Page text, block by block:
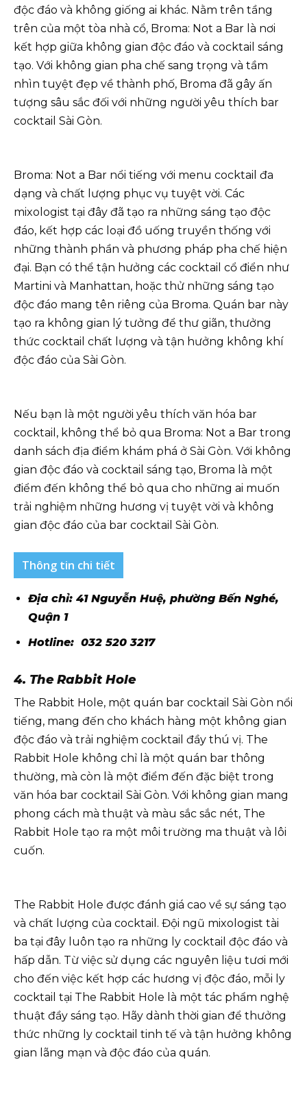
độc đáo và không giống ai khác. Nằm trên tầng
trên của một tòa nhà cổ, Broma: Not a Bar là nơi
kết hợp giữa không gian độc đáo và cocktail sáng
tạo. Với không gian pha chế sang trọng và tầm
nhìn tuyệt đẹp về thành phố, Broma đã gây ấn
tượng sâu sắc đối với những người yêu thích bar
cocktail Sài Gòn.
Broma: Not a Bar nổi tiếng với menu cocktail đa
dạng và chất lượng phục vụ tuyệt vời. Các
mixologist tại đây đã tạo ra những sáng tạo độc
đáo, kết hợp các loại đồ uống truyền thống với
những thành phần và phương pháp pha chế hiện
đại. Bạn có thể tận hưởng các cocktail cổ điển như
Martini và Manhattan, hoặc thử những sáng tạo
độc đáo mang tên riêng của Broma. Quán bar này
tạo ra không gian lý tưởng để thư giãn, thưởng
thức cocktail chất lượng và tận hưởng không khí
độc đáo của Sài Gòn.
Nếu bạn là một người yêu thích văn hóa bar
cocktail, không thể bỏ qua Broma: Not a Bar trong
danh sách địa điểm khám phá ở Sài Gòn. Với không
gian độc đáo và cocktail sáng tạo, Broma là một
điểm đến không thể bỏ qua cho những ai muốn
trải nghiệm những hương vị tuyệt vời và không
gian độc đáo của bar cocktail Sài Gòn.
Thông tin chi tiết
Địa chỉ: 41 Nguyễn Huệ, phường Bến Nghé,
Quận 1
Hotline: 032 520 3217
4. The Rabbit Hole
The Rabbit Hole, một quán bar cocktail Sài Gòn nổi
tiếng, mang đến cho khách hàng một không gian
độc đáo và trải nghiệm cocktail đầy thú vị. The
Rabbit Hole không chỉ là một quán bar thông
thường, mà còn là một điểm đến đặc biệt trong
văn hóa bar cocktail Sài Gòn. Với không gian mang
phong cách mà thuật và màu sắc sắc nét, The
Rabbit Hole tạo ra một môi trường ma thuật và lôi
cuốn.
The Rabbit Hole được đánh giá cao về sự sáng tạo
và chất lượng của cocktail. Đội ngũ mixologist tài
ba tại đây luôn tạo ra những ly cocktail độc đáo và
hấp dẫn. Từ việc sử dụng các nguyên liệu tươi mới
cho đến việc kết hợp các hương vị độc đáo, mỗi ly
cocktail tại The Rabbit Hole là một tác phẩm nghệ
thuật đầy sáng tạo. Hãy dành thời gian để thưởng
thức những ly cocktail tinh tế và tận hưởng không
gian lãng mạn và độc đáo của quán.